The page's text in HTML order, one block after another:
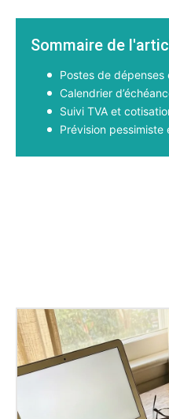
Sommaire de
Postes de
Calendrier
Suivi TVA et
Prévision